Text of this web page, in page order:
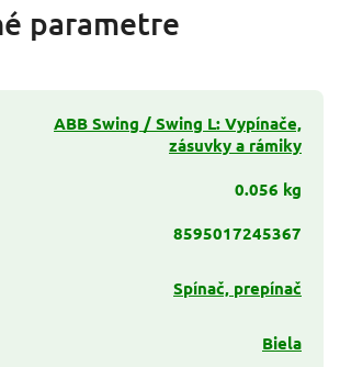
parametre
ABB Swing / Swing L: Vypínače,
zásuvky a rámiky
0.056 kg
8595017245367
Spínač, prepínač
Biela